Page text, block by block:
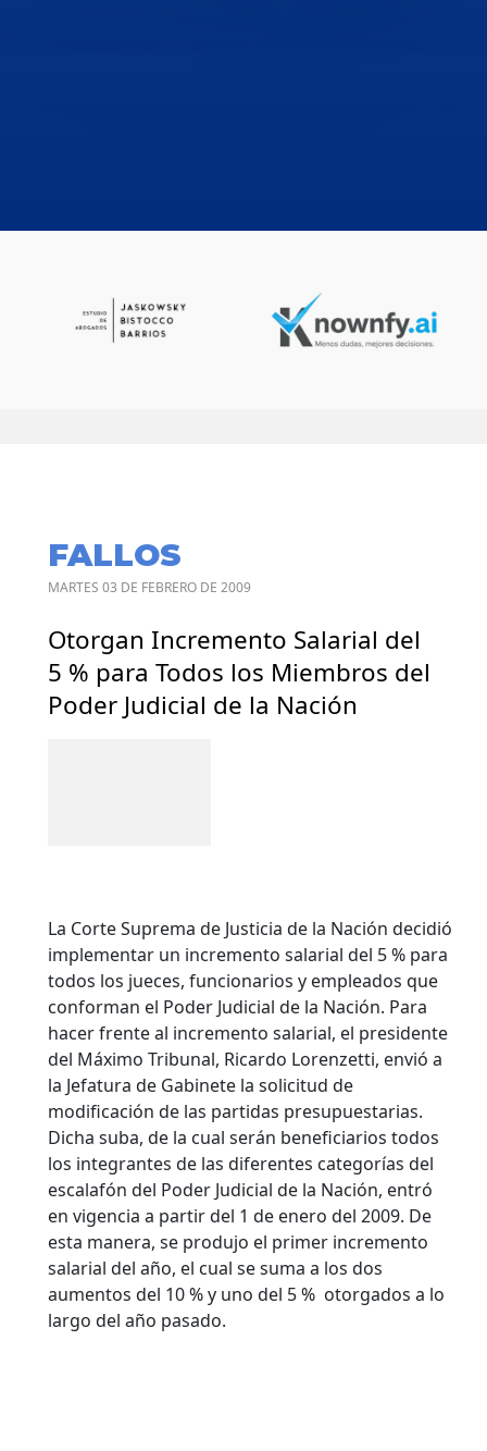
FALLOS
MARTES 03 DE FEBRERO DE 2009
Otorgan Incremento Salarial del
5 % para Todos los Miembros del
Poder Judicial de la Nación
La Corte Suprema de Justicia de la Nación decidió
implementar un incremento salarial del 5 % para
todos los jueces, funcionarios y empleados que
conforman el Poder Judicial de la Nación. Para
hacer frente al incremento salarial, el presidente
del Máximo Tribunal, Ricardo Lorenzetti, envió a
la Jefatura de Gabinete la solicitud de
modificación de las partidas presupuestarias.
Dicha suba, de la cual serán beneficiarios todos
los integrantes de las diferentes categorías del
escalafón del Poder Judicial de la Nación, entró
en vigencia a partir del 1 de enero del 2009. De
esta manera, se produjo el primer incremento
salarial del año, el cual se suma a los dos
aumentos del 10 % y uno del 5 % otorgados a lo
largo del año pasado.